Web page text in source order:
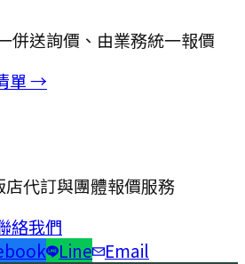
併送詢價、由業務統一報價
單 →
代訂與團體報價服務
絡我們
Line Email